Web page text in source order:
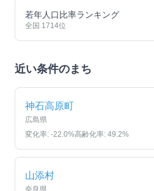
若年人口比率ランキング
全国 1714位
近い条件のまち
神石高原町
広島県
変化率: -22.0%高齢化率: 49.2%
山添村
奈良県